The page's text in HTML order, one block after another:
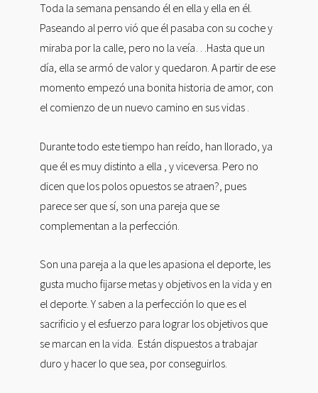
Toda la semana pensando él en ella y ella en él.
Paseando al perro vió que él pasaba con su coche y
miraba por la calle, pero no la veía…Hasta que un
día, ella se armó de valor y quedaron. A partir de ese
momento empezó una bonita historia de amor, con
el comienzo de un nuevo camino en sus vidas .
Durante todo este tiempo han reído, han llorado, ya
que él es muy distinto a ella , y viceversa. Pero no
dicen que los polos opuestos se atraen?, pues
parece ser que sí, son una pareja que se
complementan a la perfección.
Son una pareja a la que les apasiona el deporte, les
gusta mucho fijarse metas y objetivos en la vida y en
el deporte. Y saben a la perfección lo que es el
sacrificio y el esfuerzo para lograr los objetivos que
se marcan en la vida. Están dispuestos a trabajar
duro y hacer lo que sea, por conseguirlos.